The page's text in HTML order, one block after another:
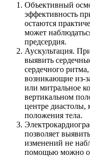
Объективный
эффективность
остаются
может
предсердия.
Аускультация.
выявить
сердечного
возникающие из-
или митральное
вертикальном
центре диастолы,
положения тела.
позволяет
изменений не
помощью можно